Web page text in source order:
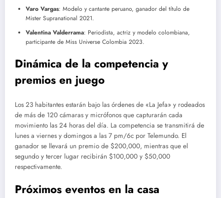
Varo Vargas: Modelo y cantante peruano, ganador del título de
Mister Supranational 2021.
Valentina Valderrama: Periodista, actriz y modelo colombiana,
participante de Miss Universe Colombia 2023.
Dinámica de la competencia y
premios en juego
Los 23 habitantes estarán bajo las órdenes de «La Jefa» y rodeados
de más de 120 cámaras y micrófonos que capturarán cada
movimiento las 24 horas del día. La competencia se transmitirá de
lunes a viernes y domingos a las 7 pm/6c por Telemundo. El
ganador se llevará un premio de $200,000, mientras que el
segundo y tercer lugar recibirán $100,000 y $50,000
respectivamente.
Próximos eventos en la casa